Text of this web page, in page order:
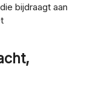
bijdraagt aan